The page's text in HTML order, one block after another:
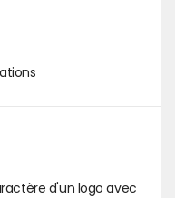
d'un logo avec